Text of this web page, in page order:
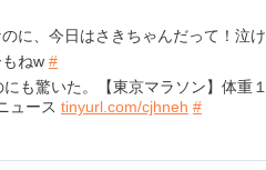
に、今日はさきちゃんだって！泣
ねw #
も驚いた。【東京マラソン】体重
ュース tinyurl.com/cjhneh #